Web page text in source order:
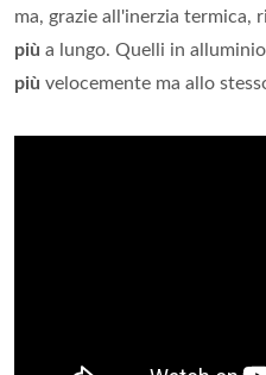
ma, grazie all'inerzia termica,
più a lungo. Quelli in
più velocemente ma allo